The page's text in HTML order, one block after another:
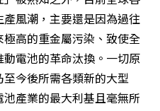
風潮，主要還是因為過往
極高的重金屬污染、致使全
電池的革命汰換。一切原
今後所需各類新的大型
池產業的最大利基且毫無所